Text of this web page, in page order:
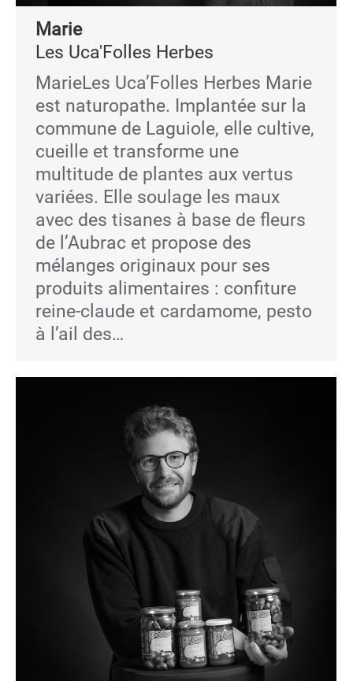
Marie
Les Uca'Folles Herbes
MarieLes Uca’Folles Herbes Marie
est naturopathe. Implantée sur la
commune de Laguiole, elle cultive,
cueille et transforme une
multitude de plantes aux vertus
variées. Elle soulage les maux
avec des tisanes à base de fleurs
de l’Aubrac et propose des
mélanges originaux pour ses
produits alimentaires : confiture
reine-claude et cardamome, pesto
à l’ail des…